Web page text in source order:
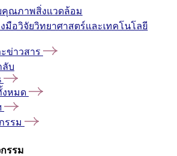
คุณภาพสิ่งแวดล้อม
มือวิจัยวิทยาศาสตร์และเทคโนโลยี
ข่าวสาร
ลับ
งหมด
รรม
รรม